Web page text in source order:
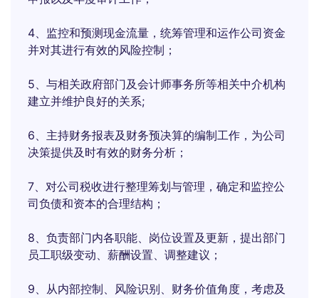
4、监控和预测现金流量，统筹管理和运作公司资金
并对其进行有效的风险控制；
5、与相关政府部门及会计师事务所等相关中介机构
建立并维护良好的关系;
6、主持财务报表及财务预决算的编制工作，为公司
决策提供及时有效的财务分析；
7、对公司税收进行整理筹划与管理，确定和监控公
司负债和资本的合理结构；
8、负责部门内各职能、岗位设置及更新，提出部门
员工职级变动、薪酬设置、调整建议；
9、从内部控制、风险识别、财务价值角度，考虑及